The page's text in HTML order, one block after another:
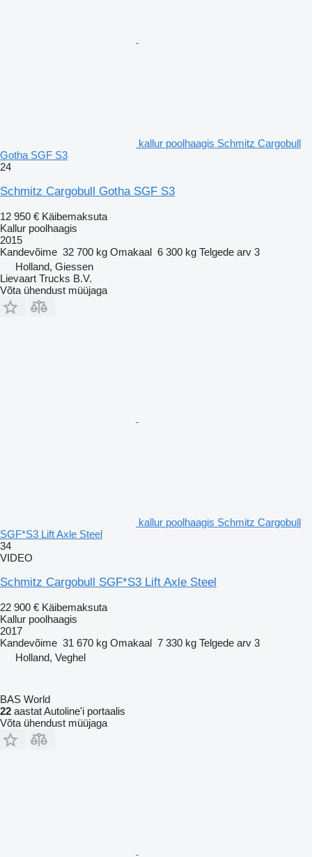
kallur poolhaagis Schmitz Cargobull
Gotha SGF S3
24
Schmitz Cargobull Gotha SGF S3
12 950 € Käibemaksuta
Kallur poolhaagis
2015
Kandevõime 32 700 kg Omakaal 6 300 kg Telgede arv 3
Holland, Giessen
Lievaart Trucks B.V.
Võta ühendust müüjaga
kallur poolhaagis Schmitz Cargobull
SGF*S3 Lift Axle Steel
34
VIDEO
Schmitz Cargobull SGF*S3 Lift Axle Steel
22 900 € Käibemaksuta
Kallur poolhaagis
2017
Kandevõime 31 670 kg Omakaal 7 330 kg Telgede arv 3
Holland, Veghel
BAS World
22 aastat Autoline'i portaalis
Võta ühendust müüjaga